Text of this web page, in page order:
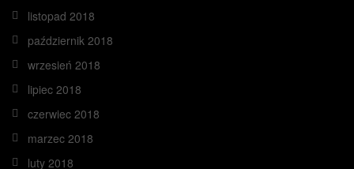
listopad 2018
październik 2018
wrzesień 2018
lipiec 2018
czerwiec 2018
marzec 2018
luty 2018